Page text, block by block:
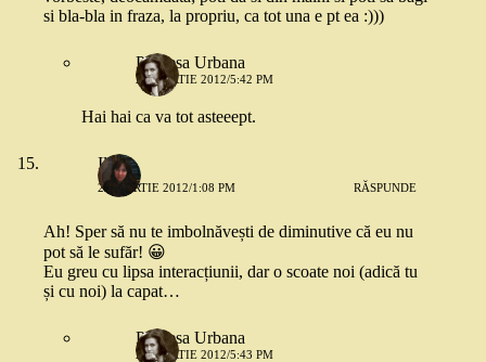
si bla-bla in fraza, la propriu, ca tot una e pt ea :)))
Printesa Urbana
23 MARTIE 2012/5:42 PM
Hai hai ca va tot asteeept.
Ile
23 MARTIE 2012/1:08 PM RĂSPUNDE
Ah! Sper să nu te imbolnăvești de diminutive că eu nu
pot să le sufăr! 😀
Eu greu cu lipsa interacțiunii, dar o scoate noi (adică tu
și cu noi) la capat…
Printesa Urbana
23 MARTIE 2012/5:43 PM